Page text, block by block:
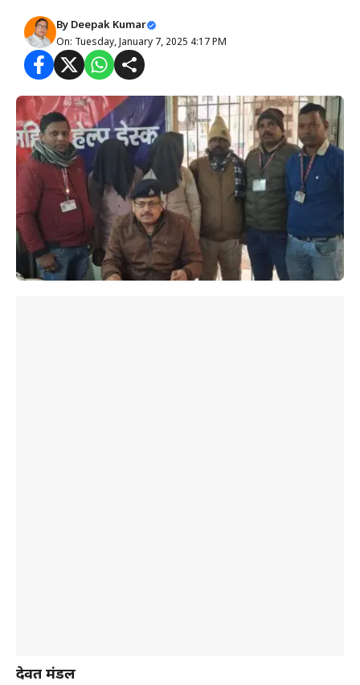
By Deepak Kumar
On: Tuesday, January 7, 2025 4:17 PM
देवब्रत मंडल